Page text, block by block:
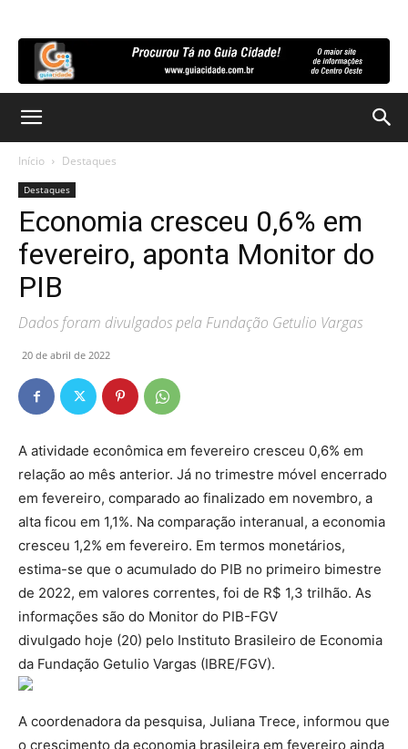
Início Destaques
Destaques
Economia cresceu 0,6% em
fevereiro, aponta Monitor do
PIB
Dados foram divulgados pela Fundação Getulio Vargas
20 de abril de 2022
A atividade econômica em fevereiro cresceu 0,6% em
relação ao mês anterior. Já no trimestre móvel encerrado
em fevereiro, comparado ao finalizado em novembro, a
alta ficou em 1,1%. Na comparação interanual, a economia
cresceu 1,2% em fevereiro. Em termos monetários,
estima-se que o acumulado do PIB no primeiro bimestre
de 2022, em valores correntes, foi de R$ 1,3 trilhão. As
informações são do Monitor do PIB-FGV
divulgado hoje (20) pelo Instituto Brasileiro de Economia
da Fundação Getulio Vargas (IBRE/FGV).
A coordenadora da pesquisa, Juliana Trece, informou que
o crescimento da economia brasileira em fevereiro ainda